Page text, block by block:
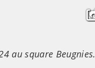
au square Beugnies.